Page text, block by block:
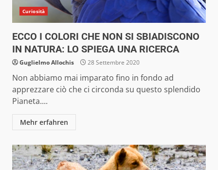
Curiosità
ECCO I COLORI CHE NON SI SBIADISCONO
IN NATURA: LO SPIEGA UNA RICERCA
Guglielmo Allochis 28 Settembre 2020
Non abbiamo mai imparato fino in fondo ad
apprezzare ciò che ci circonda su questo splendido
Pianeta....
Mehr erfahren